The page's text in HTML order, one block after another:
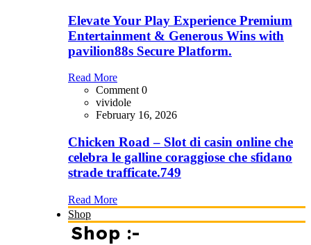
Elevate Your Play Experience Premium
Entertainment & Generous Wins with
pavilion88s Secure Platform.
Read More
Comment 0
vividole
February 16, 2026
Chicken Road – Slot di casin online che
celebra le galline coraggiose che sfidano
strade trafficate.749
Read More
Shop
Shop :-